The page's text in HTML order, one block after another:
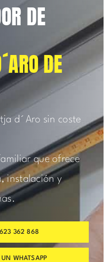
DE
DE
d´Aro sin coste
que ofrece
instalación y
362 868
UN WHATSAPP